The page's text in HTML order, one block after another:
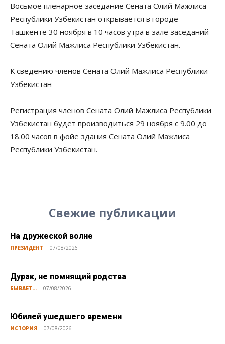
Восьмое пленарное заседание Сената Олий Мажлиса
Республики Узбекистан открывается в городе
Ташкенте 30 ноября в 10 часов утра в зале заседаний
Сената Олий Мажлиса Республики Узбекистан.
К сведению членов Сената Олий Мажлиса Республики
Узбекистан
Регистрация членов Сената Олий Мажлиса Республики
Узбекистан будет производиться 29 ноября с 9.00 до
18.00 часов в фойе здания Сената Олий Мажлиса
Республики Узбекистан.
Свежие публикации
На дружеской волне
ПРЕЗИДЕНТ 07/08/2026
Дурак, не помнящий родства
БЫВАЕТ... 07/08/2026
Юбилей ушедшего времени
ИСТОРИЯ 07/08/2026